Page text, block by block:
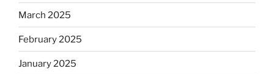
March 2025
February 2025
January 2025